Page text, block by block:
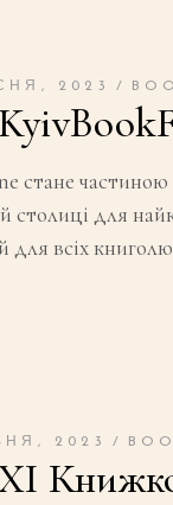
2023
стане
для
для всіх
2023